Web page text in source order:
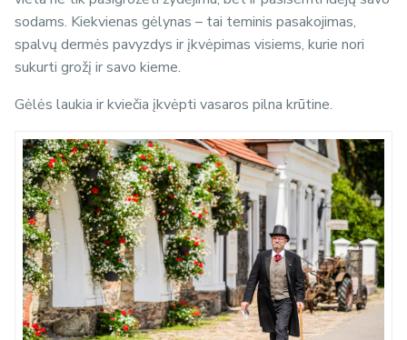
sodams. Kiekvienas gėlynas – tai teminis pasakojimas,
spalvų dermės pavyzdys ir įkvėpimas visiems, kurie nori
sukurti grožį ir savo kieme.
Gėlės laukia ir kviečia įkvėpti vasaros pilna krūtine.